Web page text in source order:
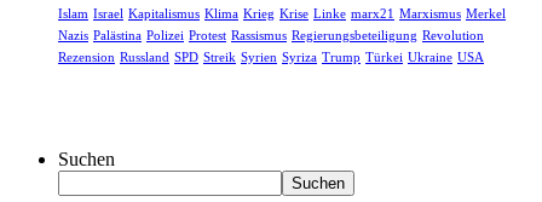
Islam Israel Kapitalismus Klima Krieg Krise Linke marx21 Marxismus Merkel
Nazis Palästina Polizei Protest Rassismus Regierungsbeteiligung Revolution
Rezension Russland SPD Streik Syrien Syriza Trump Türkei Ukraine USA
Suchen
Suchen